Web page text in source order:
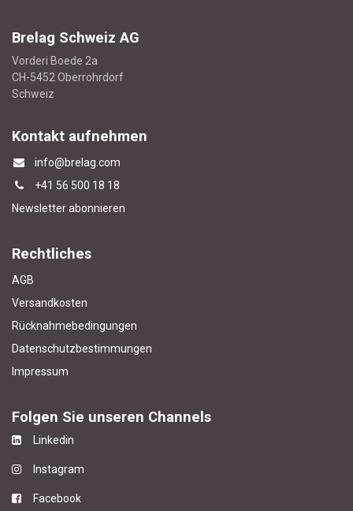
Brelag Schweiz AG
Vorderi Boede 2a
CH-5452 Oberrohrdorf
Schweiz
Kontakt aufnehmen
info@brelag.com
+41 56 500 18 18
Newsletter abonnieren
Rechtliches
AGB
Versandkosten
Rücknahmebedingungen
Datenschutzbestimmungen
Impressum
Folgen Sie unseren Channels
Linkedin
Instagram
Facebook